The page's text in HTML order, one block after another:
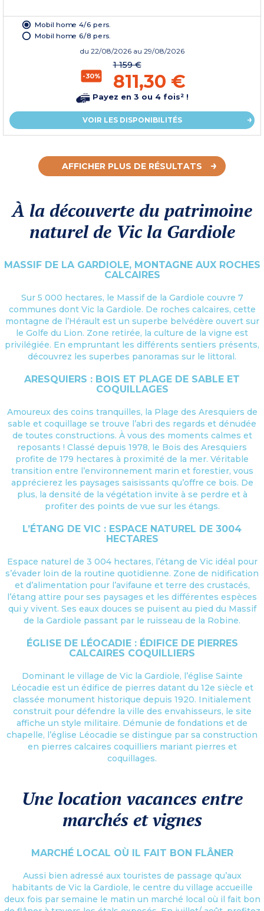
Mobil home 4/6 pers.
Mobil home 6/8 pers.
du 22/08/2026 au 29/08/2026
-30%
1 159 €
811,30 €
Payez en 3 ou 4 fois² !
VOIR LES DISPONIBILITÉS
AFFICHER PLUS DE RÉSULTATS
À la découverte du patrimoine
naturel de Vic la Gardiole
MASSIF DE LA GARDIOLE, MONTAGNE AUX ROCHES
CALCAIRES
Sur 5 000 hectares, le Massif de la Gardiole couvre 7
communes dont Vic la Gardiole. De roches calcaires, cette
montagne de l’Hérault est un superbe belvédère ouvert sur
le Golfe du Lion. Zone retirée, la culture de la vigne est
privilégiée. En empruntant les différents sentiers présents,
découvrez les superbes panoramas sur le littoral.
ARESQUIERS : BOIS ET PLAGE DE SABLE ET
COQUILLAGES
Amoureux des coins tranquilles, la Plage des Aresquiers de
sable et coquillage se trouve l’abri des regards et dénudée
de toutes constructions. À vous des moments calmes et
reposants ! Classé depuis 1978, le Bois des Aresquiers
profite de 179 hectares à proximité de la mer. Véritable
transition entre l’environnement marin et forestier, vous
apprécierez les paysages saisissants qu’offre ce bois. De
plus, la densité de la végétation invite à se perdre et à
profiter des points de vue sur les étangs.
L’ÉTANG DE VIC : ESPACE NATUREL DE 3004
HECTARES
Espace naturel de 3 004 hectares, l’étang de Vic idéal pour
s’évader loin de la routine quotidienne. Zone de nidification
et d’alimentation pour l’avifaune et terre des crustacés,
l’étang attire pour ses paysages et les différentes espèces
qui y vivent. Ses eaux douces se puisent au pied du Massif
de la Gardiole passant par le ruisseau de la Robine.
ÉGLISE DE LÉOCADIE : ÉDIFICE DE PIERRES
CALCAIRES COQUILLIERS
Dominant le village de Vic la Gardiole, l’église Sainte
Léocadie est un édifice de pierres datant du 12e siècle et
classée monument historique depuis 1920. Initialement
construit pour défendre la ville des envahisseurs, le site
affiche un style militaire. Démunie de fondations et de
chapelle, l’église Léocadie se distingue par sa construction
en pierres calcaires coquilliers mariant pierres et
coquillages.
Une location vacances entre
marchés et vignes
MARCHÉ LOCAL OÙ IL FAIT BON FLÂNER
Aussi bien adressé aux touristes de passage qu’aux
habitants de Vic la Gardiole, le centre du village accueille
deux fois par semaine le matin un marché local où il fait bon